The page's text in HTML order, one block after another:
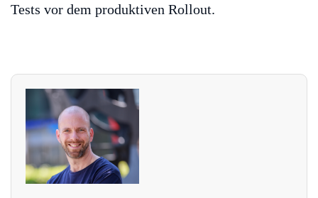
Tests vor dem produktiven Rollout.